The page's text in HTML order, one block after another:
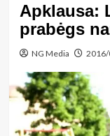
Apklausa:
prabėgs
NG Media